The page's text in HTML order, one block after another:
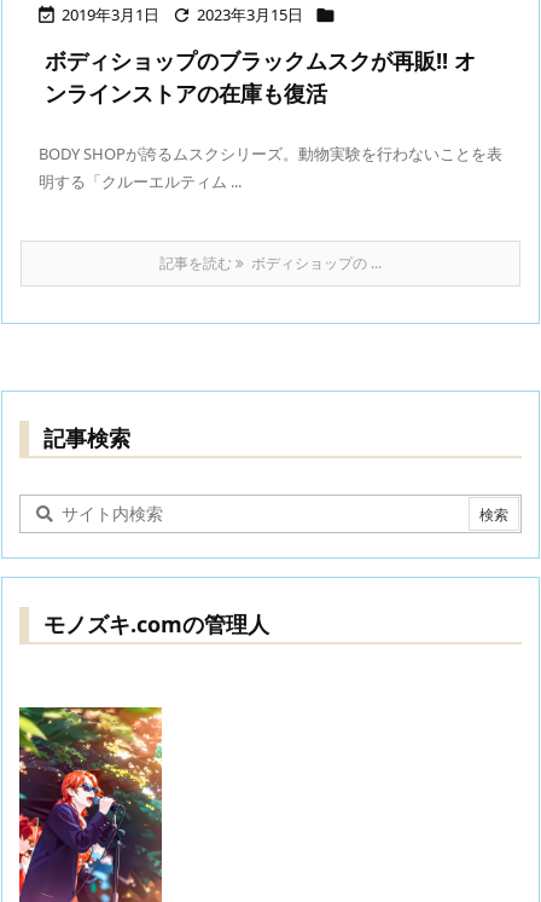
 2019年3月1日  2023年3月15日 
ボディショップのブラックムスクが再販!! オ
ンラインストアの在庫も復活
BODY SHOPが誇るムスクシリーズ。動物実験を行わないことを表
明する「クルーエルティム ...
記事を読む ボディショップの ...
記事検索
モノズキ.comの管理人